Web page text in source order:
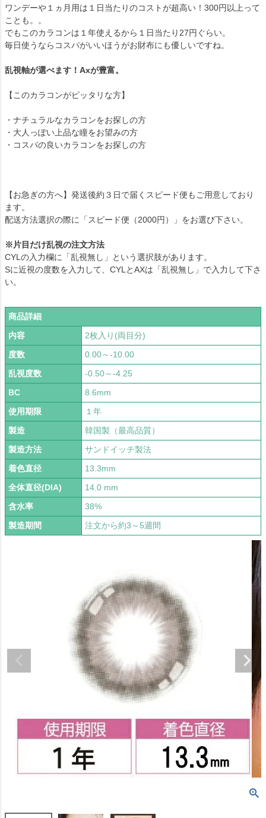
ワンデーや１ヵ月用は１日当たりのコストが超高い！300円以上って
ことも。。
でもこのカラコンは１年使えるから１日当たり27円ぐらい。
毎日使うならコスパがいいほうがお財布にも優しいですね。
乱視軸が選べます！Axが豊富。
【このカラコンがピッタリな方】
・ナチュラルなカラコンをお探しの方
・大人っぽい上品な瞳をお望みの方
・コスパの良いカラコンをお探しの方
【お急ぎの方へ】発送後約３日で届くスピード便もご用意しており
ます。
配送方法選択の際に「スピード便（2000円）」をお選び下さい。
※片目だけ乱視の注文方法
CYLの入力欄に「乱視無し」という選択肢があります。
Sに近視の度数を入力して、CYLとAXは「乱視無し」で入力して下さ
い。
商品詳細
内容
2枚入り(両目分)
度数
0.00～-10.00
乱視度数
-0.50～-4.25
BC
8.6mm
使用期限
１年
製造
韓国製（最高品質）
製造方法
サンドイッチ製法
着色直径
13.3mm
全体直径(DIA)
14.0 mm
含水率
38%
製造期間
注文から約3～5週間